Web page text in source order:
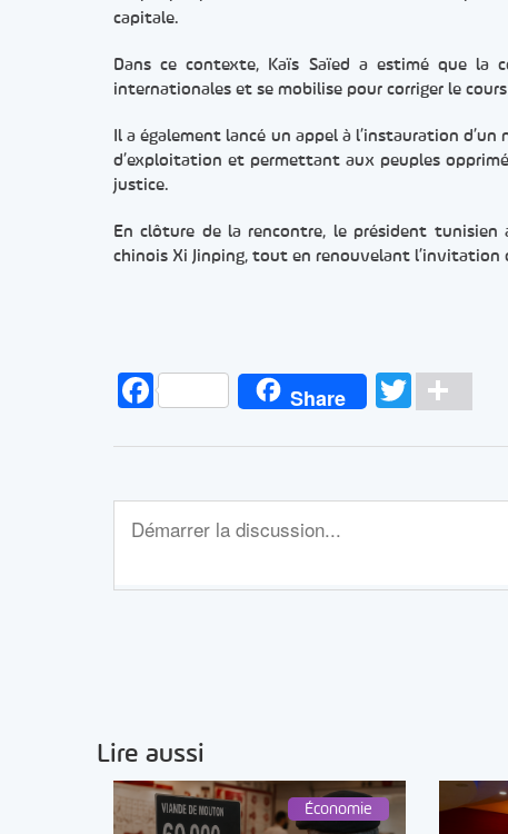
capitale.
Dans ce contexte, Kaïs Saïed a estimé que la
internationales et se mobilise pour corriger le cours
Il a également lancé un appel à l’instauration
d’exploitation et permettant aux peuples
justice.
En clôture de la rencontre, le président
chinois Xi Jinping, tout en renouvelant
FacebookShare Twitter
Lire aussi
Économie